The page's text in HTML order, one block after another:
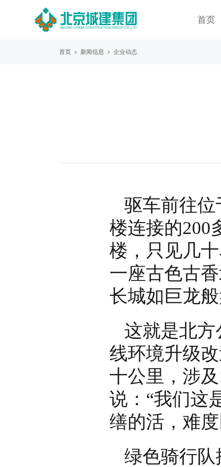
首页
首页 新闻信息 企业动态
驱车前往
楼连接的200
楼，只见几
一座古色古
长城如巨龙
这就是北方
线环境升级
十公里，涉
说：“我们这
缮的活，难
绿色骑行